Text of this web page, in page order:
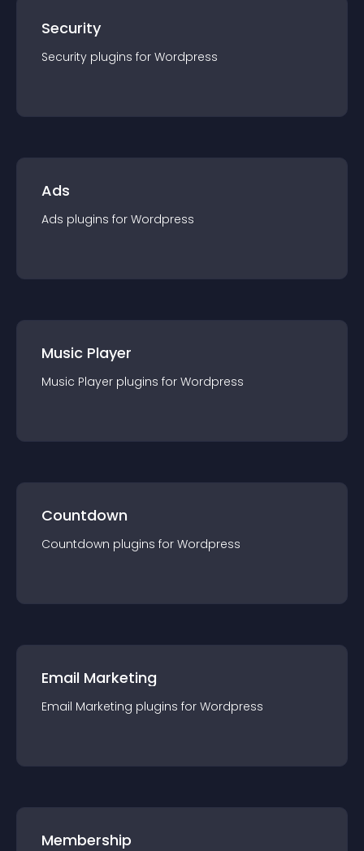
Security
Security plugins for Wordpress
Ads
Ads plugins for Wordpress
Music Player
Music Player plugins for Wordpress
Countdown
Countdown plugins for Wordpress
Email Marketing
Email Marketing plugins for Wordpress
Membership